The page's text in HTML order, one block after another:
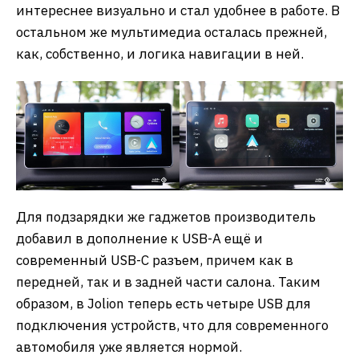
интереснее визуально и стал удобнее в работе. В
остальном же мультимедиа осталась прежней,
как, собственно, и логика навигации в ней.
Для подзарядки же гаджетов производитель
добавил в дополнение к USB-A ещё и
современный USB-C разъем, причем как в
передней, так и в задней части салона. Таким
образом, в Jolion теперь есть четыре USB для
подключения устройств, что для современного
автомобиля уже является нормой.